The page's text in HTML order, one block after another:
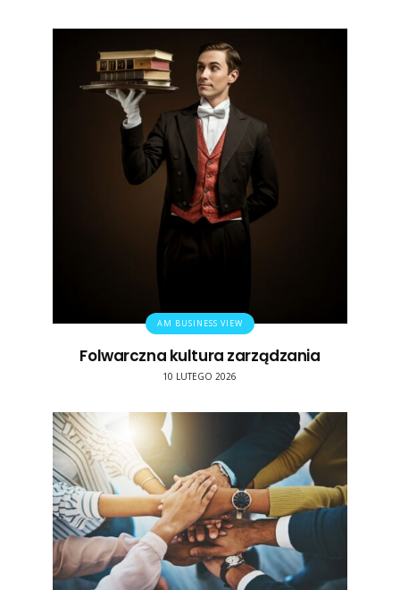
AM BUSINESS VIEW
Folwarczna kultura zarządzania
10 LUTEGO 2026